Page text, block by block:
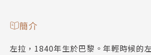
簡介
左拉，1840年生於巴黎。年輕時候的